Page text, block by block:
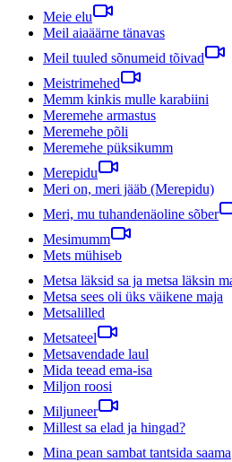
Meie elu
Meil aiaäärne tänavas
Meil tuuled sõnumeid tõivad
Meistrimehed
Memm kinkis mulle karabiini
Meremehe armastus
Meremehe põli
Meremehe püksikumm
Merepidu
Meri on, meri jääb (Merepidu)
Meri, mu tuhandenäoline sõber
Mesimumm
Mets mühiseb
Metsa läksid sa ja metsa läksin
Metsa sees oli üks väikene maja
Metsalilled
Metsateel
Metsavendade laul
Mida teead ema-isa
Miljon roosi
Miljuneer
Millest sa elad ja hingad?
Mina pean sambat tantsida saama